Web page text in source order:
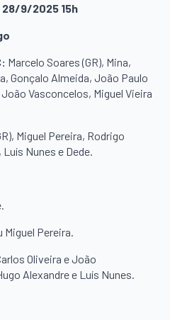
28/9/2025 15h
Marcelo Soares (GR), Mina,
Gonçalo Almeida, João Paulo
Vasconcelos, Miguel Vieira
Miguel Pereira, Rodrigo
Nunes e Dede.
Miguel Pereira.
Oliveira e João
Alexandre e Luís Nunes.